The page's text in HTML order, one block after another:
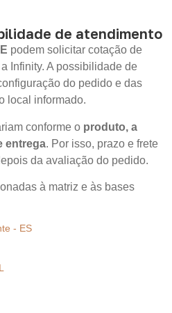
de atendimento
podem solicitar cotação de
Infinity. A possibilidade de
do pedido e das
local informado.
conforme o produto, a
entrega. Por isso, prazo e frete
da avaliação do pedido.
à matriz e às bases
- ES